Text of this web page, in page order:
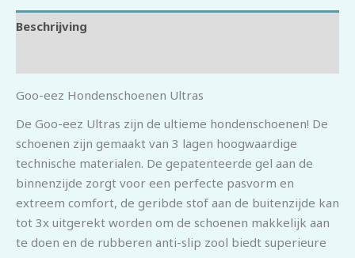
Beschrijving
Goo-eez Hondenschoenen Ultras
De Goo-eez Ultras zijn de ultieme hondenschoenen! De
schoenen zijn gemaakt van 3 lagen hoogwaardige
technische materialen. De gepatenteerde gel aan de
binnenzijde zorgt voor een perfecte pasvorm en
extreem comfort, de geribde stof aan de buitenzijde kan
tot 3x uitgerekt worden om de schoenen makkelijk aan
te doen en de rubberen anti-slip zool biedt superieure